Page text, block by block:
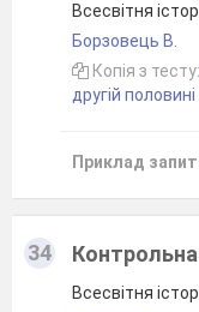
Всесвітня
Борзовець В.
Копія з тесту:
другій
Приклад
34 Контрольна
Всесвітня